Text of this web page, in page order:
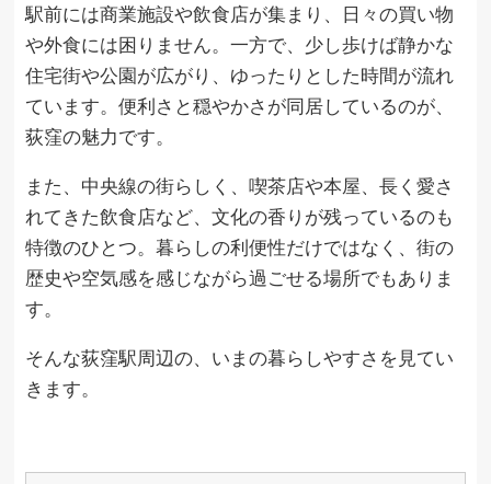
駅前には商業施設や飲食店が集まり、日々の買い物
や外食には困りません。一方で、少し歩けば静かな
住宅街や公園が広がり、ゆったりとした時間が流れ
ています。便利さと穏やかさが同居しているのが、
荻窪の魅力です。
また、中央線の街らしく、喫茶店や本屋、長く愛さ
れてきた飲食店など、文化の香りが残っているのも
特徴のひとつ。暮らしの利便性だけではなく、街の
歴史や空気感を感じながら過ごせる場所でもありま
す。
そんな荻窪駅周辺の、いまの暮らしやすさを見てい
きます。